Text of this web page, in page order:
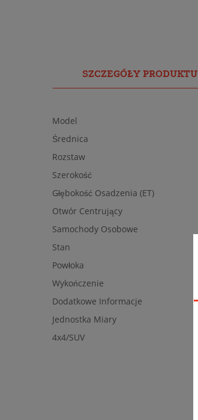
SZCZEGÓŁY PRODUKTU
Model
Średnica
Rozstaw
Szerokość
Głębokość Osadzenia (ET)
Otwór Centrujący
Samochody Osobowe
Stan
Powłoka
Wykończenie
Dodatkowe Informacje
Jednostka Miary
4x4/SUV